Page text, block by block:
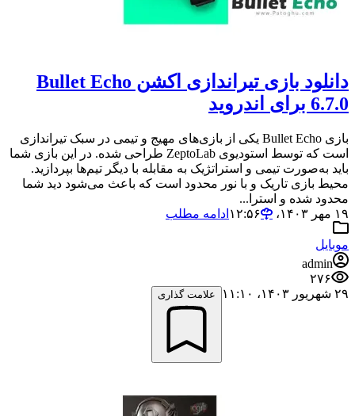
دانلود بازی تیراندازی اکشن Bullet Echo
6.7.0 برای اندروید
بازی Bullet Echo یکی از بازی‌های مهیج و تیمی در سبک تیراندازی
است که توسط استودیوی ZeptoLab طراحی شده. در این بازی شما
باید به‌صورت تیمی و استراتژیک به مقابله با دیگر تیم‌ها بپردازید.
محیط بازی تاریک و با نور محدود است که باعث می‌شود دید شما
محدود شده و استرا...
۱۹ مهر ۱۴۰۳،‏ ۱۲:۵۶
ادامه مطلب
موبایل
admin
۲۷۶
۲۹ شهریور ۱۴۰۳،‏ ۱۱:۱۰
علامت گذاری